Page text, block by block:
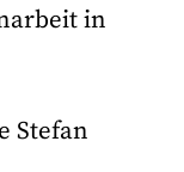
in
Stefan